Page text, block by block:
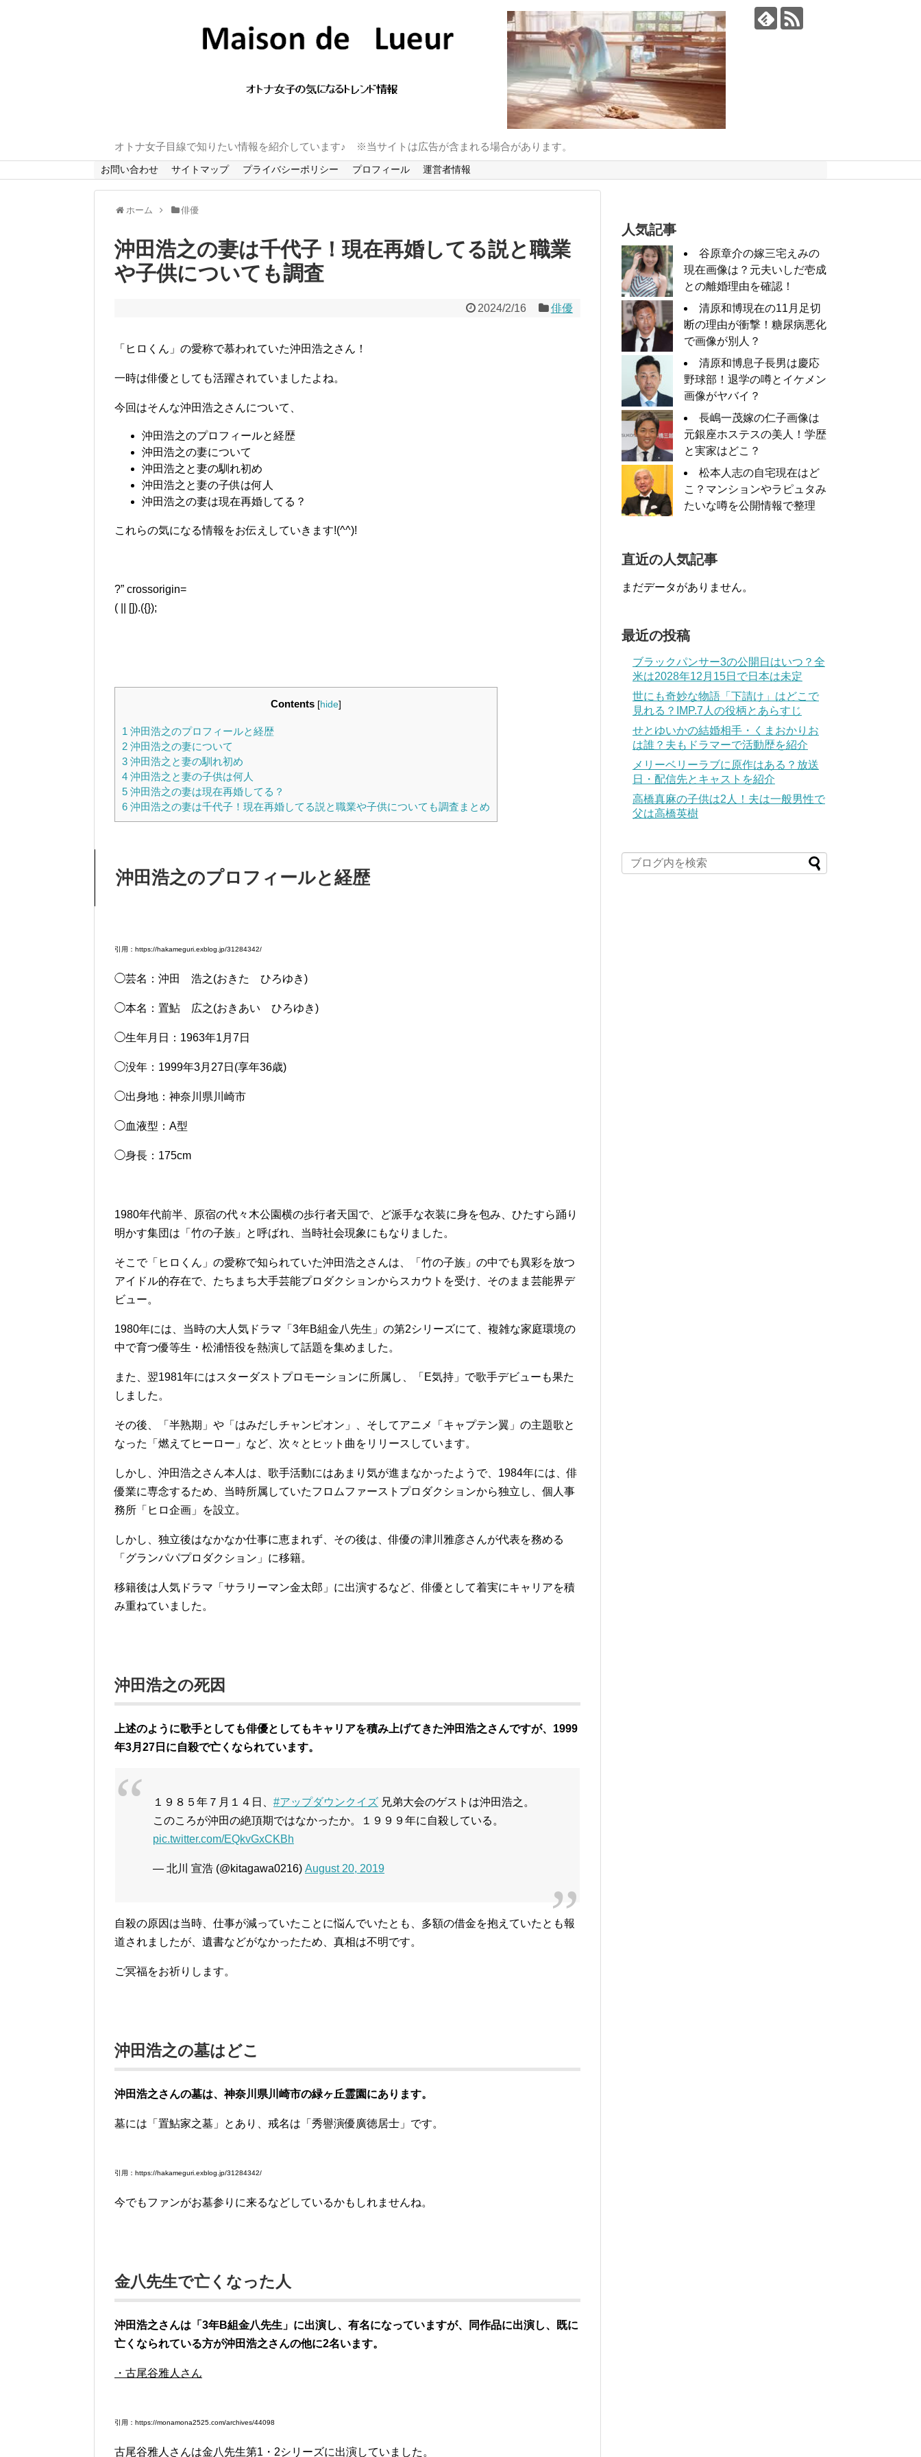
オトナ女子目線で知りたい情報を紹介しています♪ ※当サイトは広告が含まれる場合があります。
お問い合わせ サイトマップ プライバシーポリシー プロフィール 運営者情報
ホーム 俳優
沖田浩之の妻は千代子！現在再婚してる説と職業
や子供についても調査
2024/2/16 俳優
「ヒロくん」の愛称で慕われていた沖田浩之さん！
一時は俳優としても活躍されていましたよね。
今回はそんな沖田浩之さんについて、
沖田浩之のプロフィールと経歴
沖田浩之の妻について
沖田浩之と妻の馴れ初め
沖田浩之と妻の子供は何人
沖田浩之の妻は現在再婚してる？
これらの気になる情報をお伝えしていきます!(^^)!
?” crossorigin=
( || []).({});
Contents [hide]
1 沖田浩之のプロフィールと経歴
2 沖田浩之の妻について
3 沖田浩之と妻の馴れ初め
4 沖田浩之と妻の子供は何人
5 沖田浩之の妻は現在再婚してる？
6 沖田浩之の妻は千代子！現在再婚してる説と職業や子供についても調査まとめ
沖田浩之のプロフィールと経歴
引用：https://hakameguri.exblog.jp/31284342/
◯芸名：沖田 浩之(おきた ひろゆき)
◯本名：置鮎 広之(おきあい ひろゆき)
◯生年月日：1963年1月7日
◯没年：1999年3月27日(享年36歳)
◯出身地：神奈川県川崎市
◯血液型：A型
◯身長：175cm
1980年代前半、原宿の代々木公園横の歩行者天国で、ど派手な衣装に身を包み、ひたすら踊り
明かす集団は「竹の子族」と呼ばれ、当時社会現象にもなりました。
そこで「ヒロくん」の愛称で知られていた沖田浩之さんは、「竹の子族」の中でも異彩を放つ
アイドル的存在で、たちまち大手芸能プロダクションからスカウトを受け、そのまま芸能界デ
ビュー。
1980年には、当時の大人気ドラマ「3年B組金八先生」の第2シリーズにて、複雑な家庭環境の
中で育つ優等生・松浦悟役を熱演して話題を集めました。
また、翌1981年にはスターダストプロモーションに所属し、「E気持」で歌手デビューも果た
しました。
その後、「半熟期」や「はみだしチャンピオン」、そしてアニメ「キャプテン翼」の主題歌と
なった「燃えてヒーロー」など、次々とヒット曲をリリースしています。
しかし、沖田浩之さん本人は、歌手活動にはあまり気が進まなかったようで、1984年には、俳
優業に専念するため、当時所属していたフロムファーストプロダクションから独立し、個人事
務所「ヒロ企画」を設立。
しかし、独立後はなかなか仕事に恵まれず、その後は、俳優の津川雅彦さんが代表を務める
「グランパパプロダクション」に移籍。
移籍後は人気ドラマ「サラリーマン金太郎」に出演するなど、俳優として着実にキャリアを積
み重ねていました。
沖田浩之の死因
上述のように歌手としても俳優としてもキャリアを積み上げてきた沖田浩之さんですが、1999
年3月27日に自殺で亡くなられています。
１９８５年７月１４日、 #アップダウンクイズ 兄弟大会のゲストは沖田浩之。
このころが沖田の絶頂期ではなかったか。１９９９年に自殺している。
pic.twitter.com/EQkvGxCKBh
— 北川 宣浩 (@kitagawa0216) August 20, 2019
自殺の原因は当時、仕事が減っていたことに悩んでいたとも、多額の借金を抱えていたとも報
道されましたが、遺書などがなかったため、真相は不明です。
ご冥福をお祈りします。
沖田浩之の墓はどこ
沖田浩之さんの墓は、神奈川県川崎市の緑ヶ丘霊園にあります。
墓には「置鮎家之墓」とあり、戒名は「秀譽演優廣徳居士」です。
引用：https://hakameguri.exblog.jp/31284342/
今でもファンがお墓参りに来るなどしているかもしれませんね。
金八先生で亡くなった人
沖田浩之さんは「3年B組金八先生」に出演し、有名になっていますが、同作品に出演し、既に
亡くなられている方が沖田浩之さんの他に2名います。
・古尾谷雅人さん
引用：https://monamona2525.com/archives/44098
古尾谷雅人さんは金八先生第1・2シリーズに出演していました。
人気記事
谷原章介の嫁三宅えみの
現在画像は？元夫いしだ壱成
との離婚理由を確認！
清原和博現在の11月足切
断の理由が衝撃！糖尿病悪化
で画像が別人？
清原和博息子長男は慶応
野球部！退学の噂とイケメン
画像がヤバイ？
長嶋一茂嫁の仁子画像は
元銀座ホステスの美人！学歴
と実家はどこ？
松本人志の自宅現在はど
こ？マンションやラピュタみ
たいな噂を公開情報で整理
直近の人気記事
まだデータがありません。
最近の投稿
ブラックパンサー3の公開日はいつ？全
米は2028年12月15日で日本は未定
世にも奇妙な物語「下請け」はどこで
見れる？IMP.7人の役柄とあらすじ
せとゆいかの結婚相手・くまおかりお
は誰？夫もドラマーで活動歴を紹介
メリーベリーラブに原作はある？放送
日・配信先とキャストを紹介
高橋真麻の子供は2人！夫は一般男性で
父は高橋英樹